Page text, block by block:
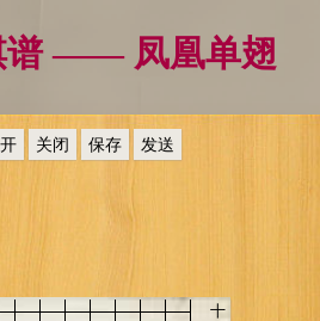
谱 —— 凤凰单翅
关闭 保存 发送